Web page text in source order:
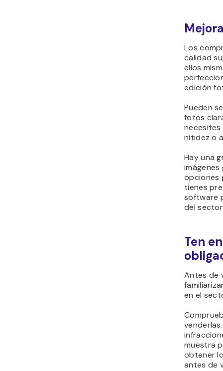
Los
calidad
ellos
edición
Pueden
fotos
necesites
nitidez o
Hay una
opciones
tienes
software
del
Ten
Antes de
en el
muestra
obtener
antes de